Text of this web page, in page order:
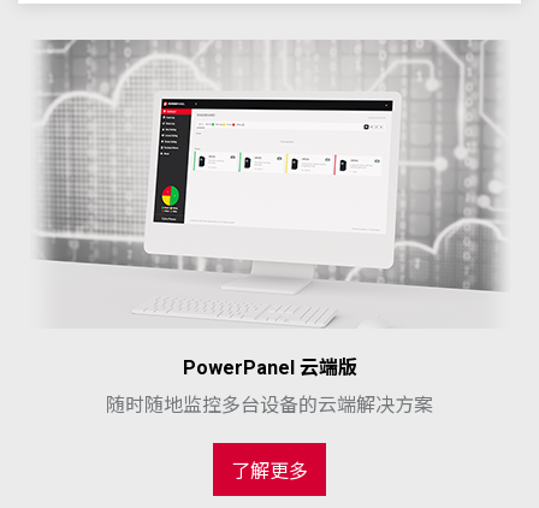
PowerPanel 云端版
随时随地监控多台设备的云端解决方案
了解更多